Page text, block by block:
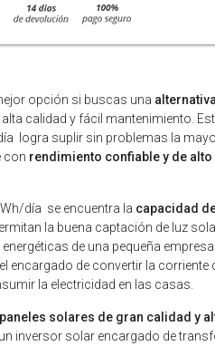
opción si buscas una
calidad y fácil mantenimiento.
logra suplir sin problemas la
con rendimiento confiable y de alto
día se encuentra la capacidad
la buena captación de luz
de una pequeña
de convertir la corriente
la electricidad en las casas.
solares de gran calidad y
inversor solar encargado de